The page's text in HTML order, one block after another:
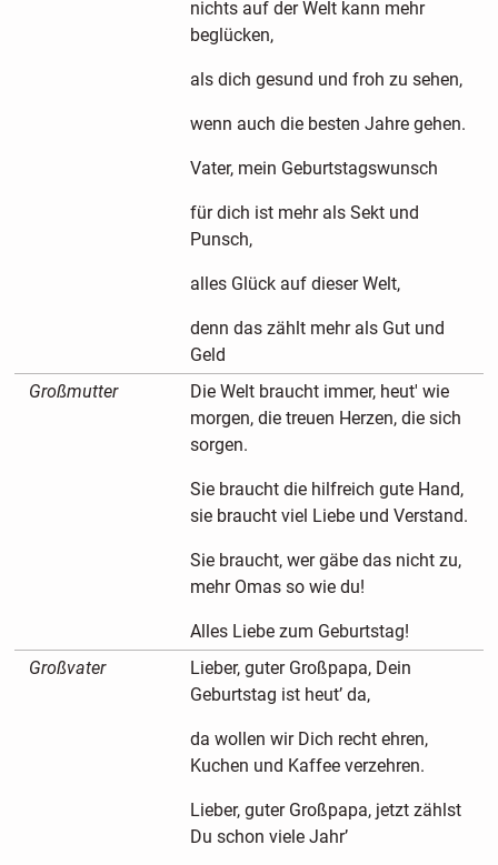
nichts auf der Welt kann mehr
beglücken,
als dich gesund und froh zu sehen,
wenn auch die besten Jahre gehen.
Vater, mein Geburtstagswunsch
für dich ist mehr als Sekt und
Punsch,
alles Glück auf dieser Welt,
denn das zählt mehr als Gut und
Geld
Großmutter
Die Welt braucht immer, heut' wie
morgen, die treuen Herzen, die sich
sorgen.
Sie braucht die hilfreich gute Hand,
sie braucht viel Liebe und Verstand.
Sie braucht, wer gäbe das nicht zu,
mehr Omas so wie du!
Alles Liebe zum Geburtstag!
Großvater
Lieber, guter Großpapa, Dein
Geburtstag ist heut’ da,
da wollen wir Dich recht ehren,
Kuchen und Kaffee verzehren.
Lieber, guter Großpapa, jetzt zählst
Du schon viele Jahr’